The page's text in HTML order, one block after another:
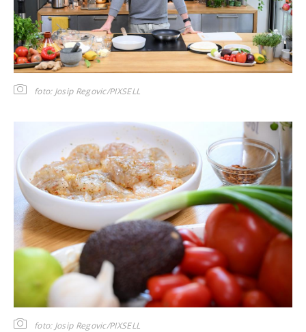
foto: Josip Regovic/PIXSELL
foto: Josip Regovic/PIXSELL